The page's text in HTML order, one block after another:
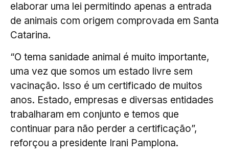
elaborar uma lei permitindo apenas a entrada
de animais com origem comprovada em Santa
Catarina.
“O tema sanidade animal é muito importante,
uma vez que somos um estado livre sem
vacinação. Isso é um certificado de muitos
anos. Estado, empresas e diversas entidades
trabalharam em conjunto e temos que
continuar para não perder a certificação”,
reforçou a presidente Irani Pamplona.